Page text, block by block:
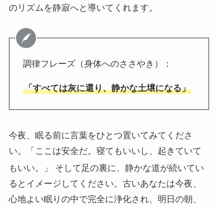
のリズムを静寂へと導いてくれます。
調律フレーズ（身体へのささやき）：
「すべては灰に還り、静かな土壌になる」
今夜、眠る前に言葉をひとつ置いてみてくださ
い。「ここは安全だ。寝てもいいし、起きていて
もいい。」
そして足の裏に、静かな道が続いてい
るとイメージしてください。古いあなたは今夜、
心地よい眠りの中で完全に浄化され、明日の朝、